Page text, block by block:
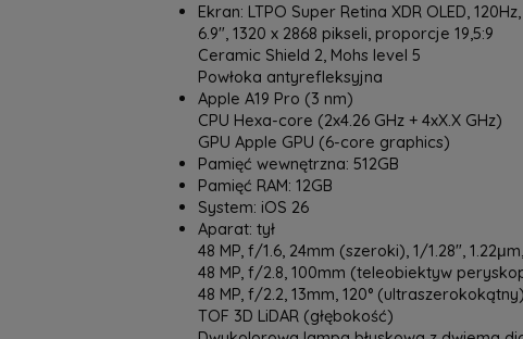
Ekran: LTPO Super Retina XDR OLED,
6.9", 1320 x 2868 pikseli, proporcje 19,5:9
Ceramic Shield 2, Mohs level 5
Powłoka antyrefleksyjna
Apple A19 Pro (3 nm)
CPU Hexa-core (2x4.26 GHz + 4xX.X GHz)
GPU Apple GPU (6-core graphics)
Pamięć wewnętrzna: 512GB
Pamięć RAM: 12GB
System: iOS 26
Aparat: tył
48 MP, f/1.6, 24mm (szeroki), 1/1.28",
48 MP, f/2.8, 100mm (teleobiektyw
48 MP, f/2.2, 13mm, 120°
TOF 3D LiDAR (głębokość)